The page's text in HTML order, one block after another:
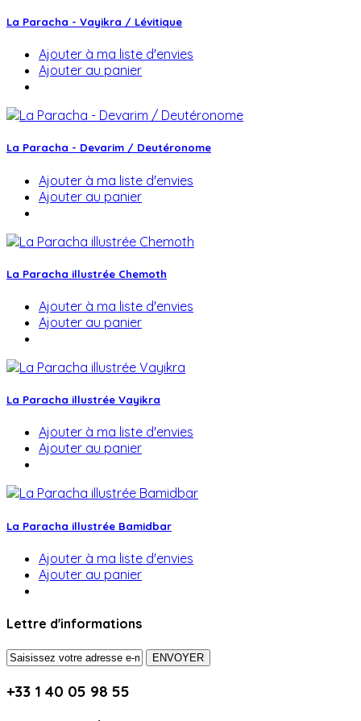
La Paracha - Vayikra / Lévitique
Ajouter à ma liste d'envies
Ajouter au panier
La Paracha - Devarim / Deutéronome
Ajouter à ma liste d'envies
Ajouter au panier
La Paracha illustrée Chemoth
Ajouter à ma liste d'envies
Ajouter au panier
La Paracha illustrée Vayikra
Ajouter à ma liste d'envies
Ajouter au panier
La Paracha illustrée Bamidbar
Ajouter à ma liste d'envies
Ajouter au panier
Lettre d'informations
ENVOYER
+33 1 40 05 98 55